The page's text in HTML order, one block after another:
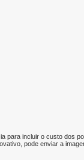
para incluir o custo dos
pode enviar a